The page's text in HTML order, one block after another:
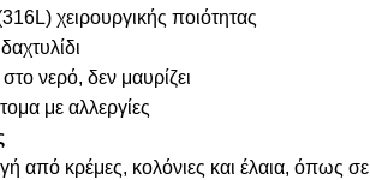
χειρουργικής ποιότητας
νερό, δεν μαυρίζει
με αλλεργίες
από κρέμες, κολόνιες και έλαια, όπως σε